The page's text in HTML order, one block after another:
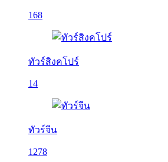
168
ทัวร์สิงคโปร์
14
ทัวร์จีน
1278